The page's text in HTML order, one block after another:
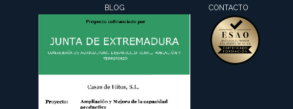
BLOG
CONTACTO